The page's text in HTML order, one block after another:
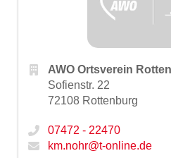
AWO Ortsverein
Sofienstr. 22
72108 Rottenburg
07472 - 22470
km.nohr@t-online.de